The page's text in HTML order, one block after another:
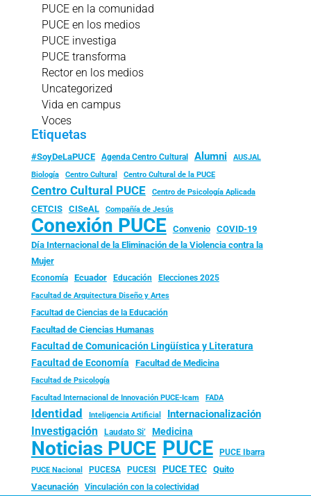
PUCE en la comunidad
PUCE en los medios
PUCE investiga
PUCE transforma
Rector en los medios
Uncategorized
Vida en campus
Voces
Etiquetas
#SoyDeLaPUCE Agenda Centro Cultural Alumni
AUSJAL
Biología
Centro Cultural Centro Cultural de la PUCE
Centro Cultural PUCE Centro de Psicología Aplicada
CETCIS CISeAL Compañía de Jesús
Conexión PUCE Convenio
COVID-19
Día Internacional de la Eliminación de la Violencia contra la
Mujer
Economía Ecuador Educación Elecciones 2025
Facultad de Arquitectura Diseño y Artes
Facultad de Ciencias de la Educación
Facultad de Ciencias Humanas
Facultad de Comunicación Lingüística y Literatura
Facultad de Economía Facultad de Medicina
Facultad de Psicología
Facultad Internacional de Innovación PUCE-Icam FADA
Identidad Inteligencia Artificial Internacionalización
Investigación Laudato Si’ Medicina
Noticias PUCE PUCE PUCE Ibarra
PUCE Nacional PUCESA PUCESI PUCE TEC
Quito
Vacunación
Vinculación con la colectividad